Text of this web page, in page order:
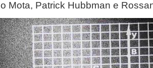
Mota, Patrick Hubbman e